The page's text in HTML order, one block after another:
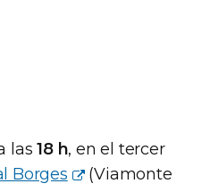
las18 h, en el tercer
Borges
(Viamonte